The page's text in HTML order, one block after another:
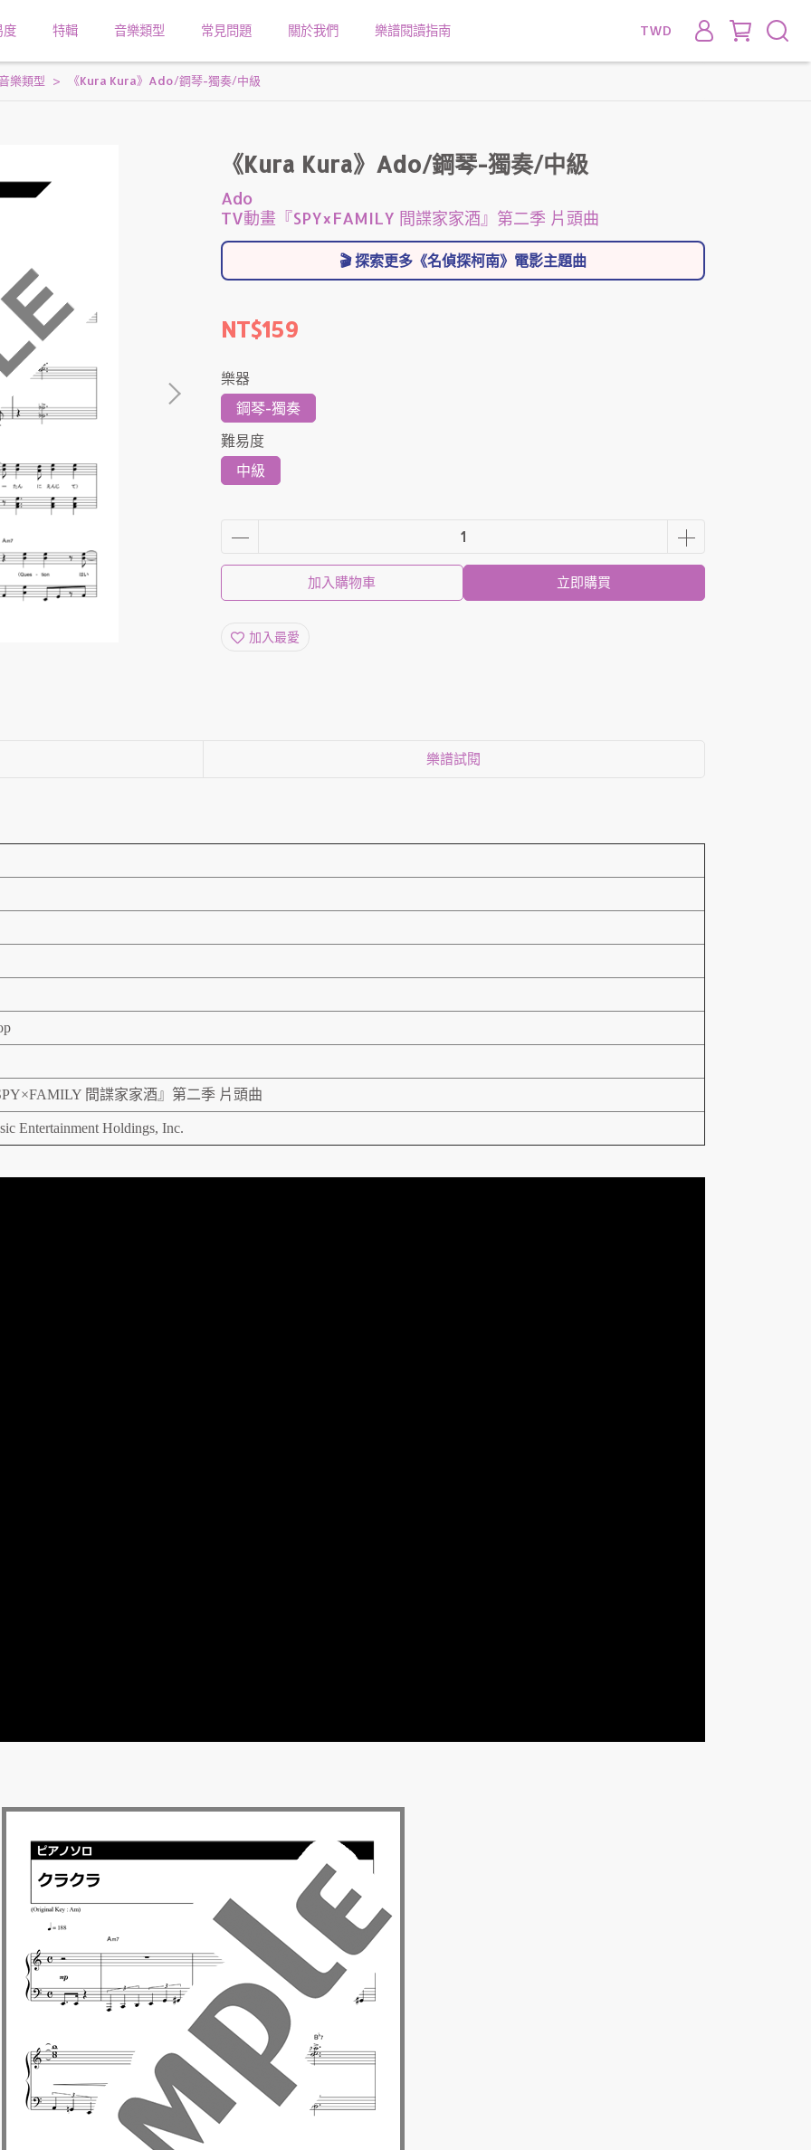
度 特輯 音樂類型 常見問題 關於我們 樂譜閱讀指南 TWD
樂類型 《Kura Kura》Ado/鋼琴-獨奏/中級
《Kura Kura》Ado/鋼琴-獨奏/中級
Ado
TV動畫『SPY×FAMILY 間諜家家酒』第二季 片頭曲
🎬 探索更多《名偵探柯南》電影主題曲
NT$159
樂器
鋼琴-獨奏
難易度
中級
加入購物車 立即購買
加入最愛
樂譜試閱
間諜家家酒』第二季 片頭曲
Entertainment Holdings, Inc.